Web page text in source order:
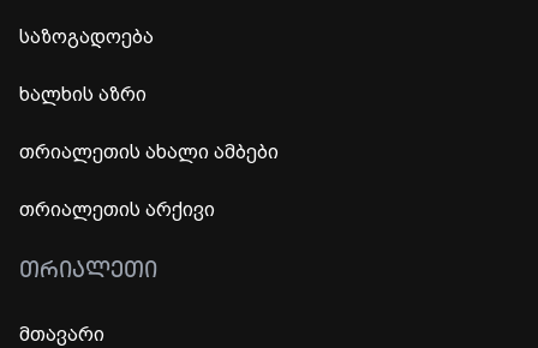
საზოგადოება
ხალხის აზრი
თრიალეთის ახალი ამბები
თრიალეთის არქივი
ᲗᲠᲘᲐᲚᲔᲗᲘ
მთავარი